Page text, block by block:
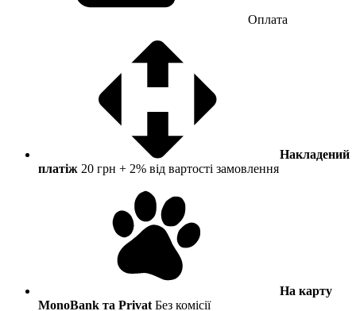
Оплата
Накладений
платіж 20 грн + 2% від вартості замовлення
На карту
MonoBank та Privat Без комісії